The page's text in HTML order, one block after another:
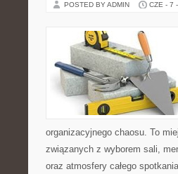
POSTED BY ADMIN CZE - 7
organizacyjnego chaosu. To
związanych z wyborem sali,
oraz atmosfery całego